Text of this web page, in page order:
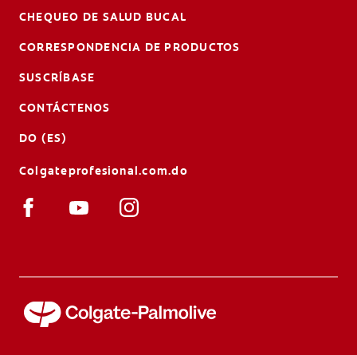
CHEQUEO DE SALUD BUCAL
CORRESPONDENCIA DE PRODUCTOS
SUSCRÍBASE
CONTÁCTENOS
DO (ES)
Colgateprofesional.com.do